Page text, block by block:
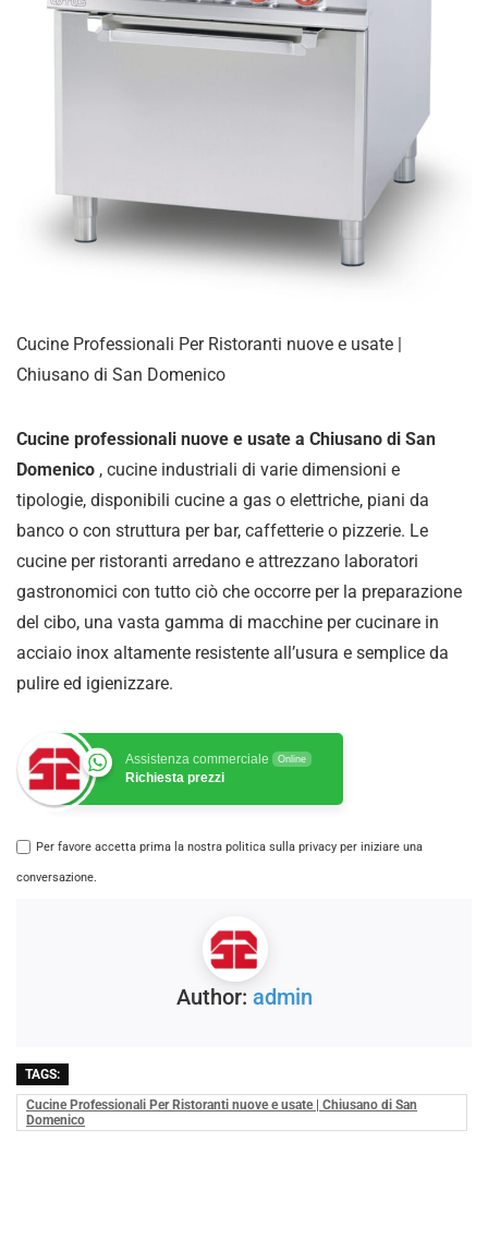
Cucine Professionali Per Ristoranti nuove e usate |
Chiusano di San Domenico
Cucine professionali nuove e usate a Chiusano di San
Domenico , cucine industriali di varie dimensioni e
tipologie, disponibili cucine a gas o elettriche, piani da
banco o con struttura per bar, caffetterie o pizzerie. Le
cucine per ristoranti arredano e attrezzano laboratori
gastronomici con tutto ciò che occorre per la preparazione
del cibo, una vasta gamma di macchine per cucinare in
acciaio inox altamente resistente all’usura e semplice da
pulire ed igienizzare.
Assistenza commerciale Online
Richiesta prezzi
Per favore accetta prima la nostra politica sulla privacy per iniziare una
conversazione.
Author: admin
TAGS:
Cucine Professionali Per Ristoranti nuove e usate | Chiusano di San
Domenico